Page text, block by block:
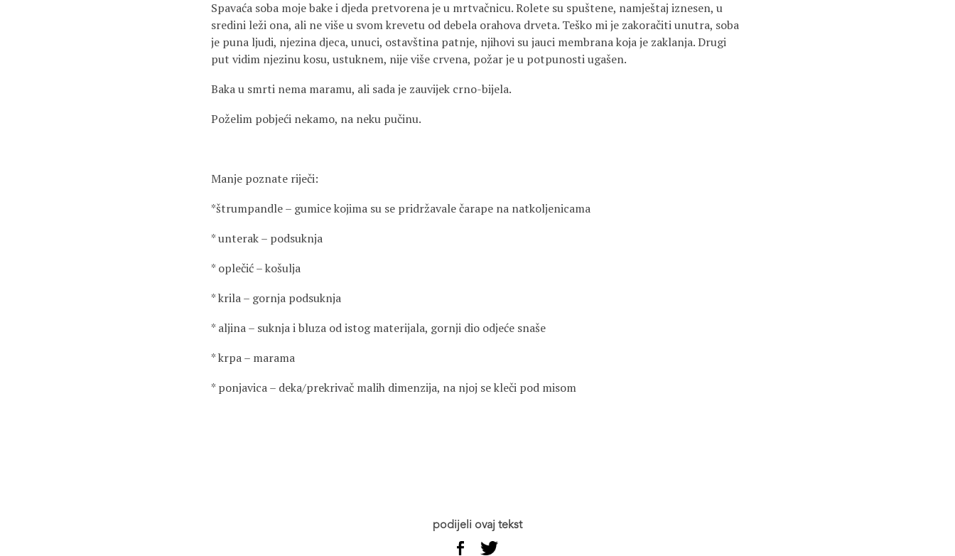
Spavaća soba moje bake i djeda pretvorena je u mrtvačnicu. Rolete su spuštene, namještaj iznesen, u
sredini leži ona, ali ne više u svom krevetu od debela orahova drveta. Teško mi je zakoračiti unutra, soba
je puna ljudi, njezina djeca, unuci, ostavština patnje, njihovi su jauci membrana koja je zaklanja. Drugi
put vidim njezinu kosu, ustuknem, nije više crvena, požar je u potpunosti ugašen.
Baka u smrti nema maramu, ali sada je zauvijek crno-bijela.
Poželim pobjeći nekamo, na neku pučinu.
Manje poznate riječi:
*štrumpandle – gumice kojima su se pridržavale čarape na natkoljenicama
* unterak – podsuknja
* oplečić – košulja
* krila – gornja podsuknja
* aljina – suknja i bluza od istog materijala, gornji dio odjeće snaše
* krpa – marama
* ponjavica – deka/prekrivač malih dimenzija, na njoj se kleči pod misom
podijeli ovaj tekst